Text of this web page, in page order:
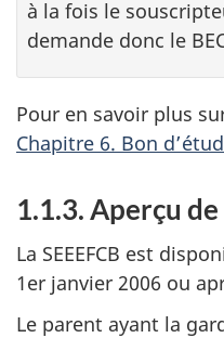
à la fois le
demande donc le
Pour en savoir plus
Chapitre 6. Bon
1.1.3. Aperçu de
La SEEEFCB est
1er janvier 2006 ou
Le parent ayant la